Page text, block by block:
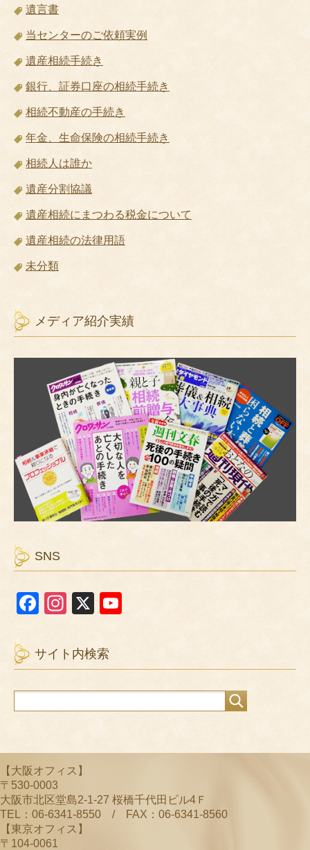
遺言書
当センターのご依頼実例
遺産相続手続き
銀行、証券口座の相続手続き
相続不動産の手続き
年金、生命保険の相続手続き
相続人は誰か
遺産分割協議
遺産相続にまつわる税金について
遺産相続の法律用語
未分類
メディア紹介実績
SNS
F
c
e
b
o
k
In
a
gr
a
m
X
T
u
b
C
a
n
サイト内検索
【大阪オフィス】
〒530-0003
大阪市北区堂島2-1-27 桜橋千代田ビル4Ｆ
TEL：06-6341-8550 / FAX：06-6341-8560
【東京オフィス】
〒104-0061